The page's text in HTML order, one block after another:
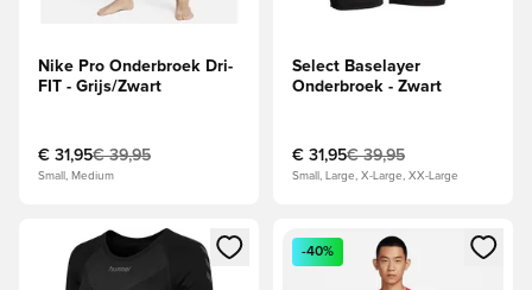
Nike Pro Onderbroek Dri-
FIT - Grijs/Zwart
€ 31,95€ 39,95
Small, Medium
Select Baselayer
Onderbroek - Zwart
€ 31,95€ 39,95
Small, Large, X-Large, XX-Large
Opent een venster om in te loggen of je aan te melden als
Opent een venster om in te
-40%